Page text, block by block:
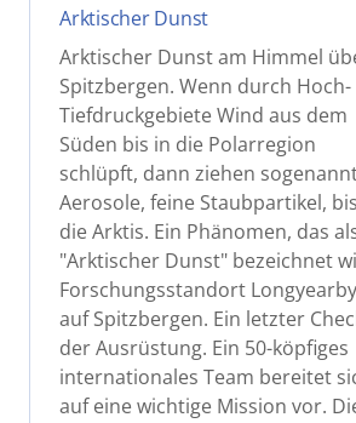
Arktischer Dunst
Arktischer Dunst am Himmel
Spitzbergen. Wenn durch
Tiefdruckgebiete Wind aus dem
Süden bis in die Polarregion
schlüpft, dann ziehen
Aerosole, feine Staubpartikel,
die Arktis. Ein Phänomen, das
"Arktischer Dunst" bezeichnet
Forschungsstandort
auf Spitzbergen. Ein letzter
der Ausrüstung. Ein 50-köpfiges
internationales Team bereitet
auf eine wichtige Mission vor.